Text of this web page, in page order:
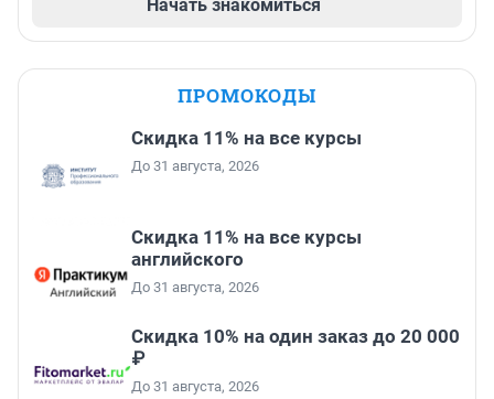
Начать знакомиться
ПРОМОКОДЫ
Скидка 11% на все курсы
До 31 августа, 2026
Скидка 11% на все курсы
английского
До 31 августа, 2026
Скидка 10% на один заказ до 20 000
₽
До 31 августа, 2026